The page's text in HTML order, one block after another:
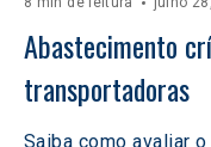
Abastecimento
transportadoras
Saiba como avaliar